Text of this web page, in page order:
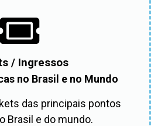
/ Ingressos
no Brasil e no Mundo
das principais pontos
Brasil e do mundo.